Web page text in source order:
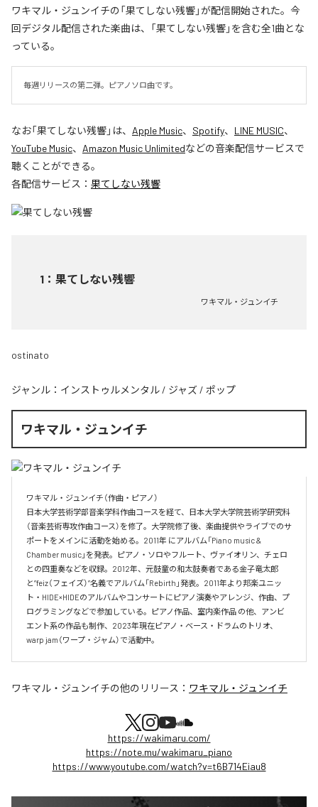
ワキマル・ジュンイチの「果てしない残響」が配信開始された。今
回デジタル配信された楽曲は、「果てしない残響」を含む全1曲とな
っている。
毎週リリースの第二弾。ピアノソロ曲です。
なお「果てしない残響」は、 Apple Music、 Spotify、 LINE MUSIC、
YouTube Music、 Amazon Music Unlimitedなどの音楽配信サービスで
聴くことができる。
各配信サービス： 果てしない残響
1 ： 果てしない残響
ワキマル・ジュンイチ
ostinato
ジャンル： インストゥルメンタル / ジャズ / ポップ
ワキマル・ジュンイチ
ワキマル・ジュンイチ（作曲・ピアノ）
日本大学芸術学部音楽学科作曲コースを経て、日本大学大学院芸術学研究科
（音楽芸術専攻作曲コース）を修了。大学院修了後、楽曲提供やライブでのサ
ポートをメインに活動を始める。2011年 にアルバム「Piano music &
Chamber music」を発表。ピアノ・ソロやフルート、ヴァイオリン、チェロ
との四重奏などを収録。2012年、元鼓童の和太鼓奏者である金子竜太郎
と”feiz（フェイズ）”名義でアルバム「Rebirth」発表。2011年より邦楽ユニッ
ト・HIDE×HIDEのアルバムやコンサートにピアノ演奏やアレンジ、作曲、プ
ログラミングなどで参加している。ピアノ作品、室内楽作品 の他、アンビ
エント系の作品も制作、2023年現在ピアノ・ベース・ドラムのトリオ、
warp jam（ワープ・ジャム）で活動中。
ワキマル・ジュンイチの他のリリース： ワキマル・ジュンイチ
https://wakimaru.com/
https://note.mu/wakimaru_piano
https://www.youtube.com/watch?v=t6B714Eiau8